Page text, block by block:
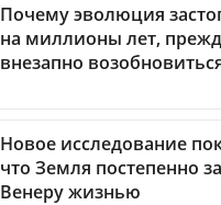
Почему эволюция
на миллионы лет,
внезапно
Новое исследование
что Земля постепенно
Венеру жизнью